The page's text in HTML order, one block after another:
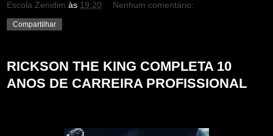
Escola Zenidim às 19:20 Nenhum comentário:
Compartilhar
RICKSON THE KING COMPLETA 10
ANOS DE CARREIRA PROFISSIONAL